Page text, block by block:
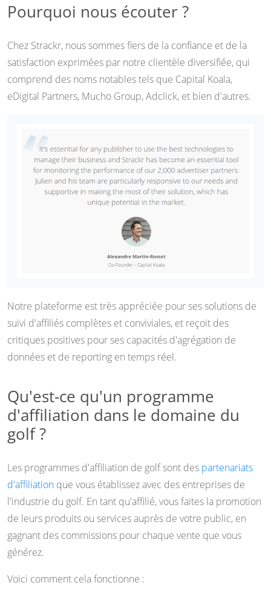
Pourquoi nous écouter ?
Chez Strackr, nous sommes fiers de la confiance et de la
satisfaction exprimées par notre clientèle diversifiée, qui
comprend des noms notables tels que Capital Koala,
eDigital Partners, Mucho Group, Adclick, et bien d'autres.
Notre plateforme est très appréciée pour ses solutions de
suivi d'affiliés complètes et conviviales, et reçoit des
critiques positives pour ses capacités d'agrégation de
données et de reporting en temps réel.
Qu'est-ce qu'un programme
d'affiliation dans le domaine du
golf ?
Les programmes d'affiliation de golf sont des partenariats
d'affiliation que vous établissez avec des entreprises de
l'industrie du golf. En tant qu'affilié, vous faites la promotion
de leurs produits ou services auprès de votre public, en
gagnant des commissions pour chaque vente que vous
générez.
Voici comment cela fonctionne :